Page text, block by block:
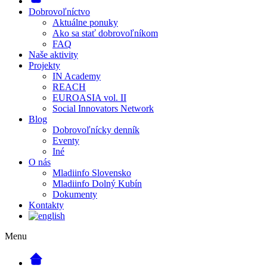
Dobrovoľníctvo
Aktuálne ponuky
Ako sa stať dobrovoľníkom
FAQ
Naše aktivity
Projekty
IN Academy
REACH
EUROASIA vol. II
Social Innovators Network
Blog
Dobrovoľnícky denník
Eventy
Iné
O nás
Mladiinfo Slovensko
Mladiinfo Dolný Kubín
Dokumenty
Kontakty
Menu